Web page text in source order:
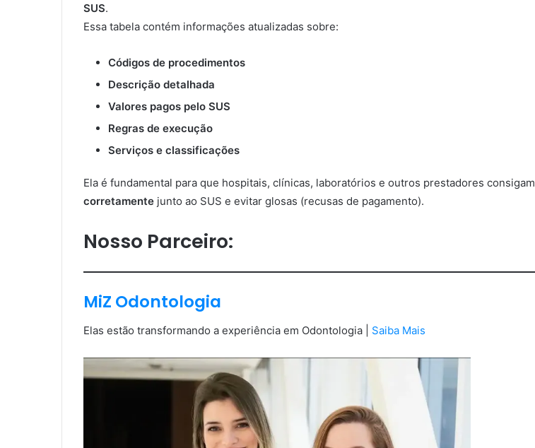
SUS.
Essa tabela contém informações atualizadas sobre:
Códigos de procedimentos
Descrição detalhada
Valores pagos pelo SUS
Regras de execução
Serviços e classificações
Ela é fundamental para que hospitais, clínicas, laboratórios e outros prestadores consigam
corretamente junto ao SUS e evitar glosas (recusas de pagamento).
Nosso Parceiro:
MiZ Odontologia
Elas estão transformando a experiência em Odontologia | Saiba Mais